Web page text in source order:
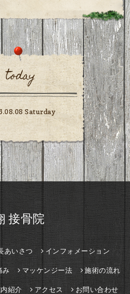
today
Saturday
接骨院
あいさつ インフォメーション
み マッケンジー法 施術の流れ
紹介 アクセス お問い合わせ